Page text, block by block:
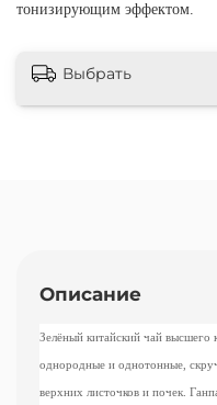
тонизирующим эффектом.
Выбрать
Описание
Зелёный китайский чай высшего
однородные и однотонные,
верхних листочков и почек.